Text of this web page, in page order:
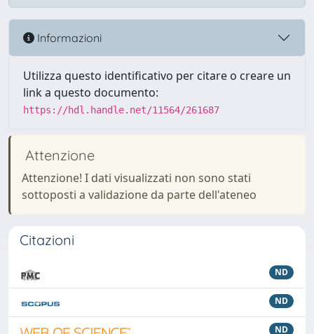
Informazioni
Utilizza questo identificativo per citare o creare un
link a questo documento:
https://hdl.handle.net/11564/261687
Attenzione
Attenzione! I dati visualizzati non sono stati
sottoposti a validazione da parte dell'ateneo
Citazioni
ND
ND
ND